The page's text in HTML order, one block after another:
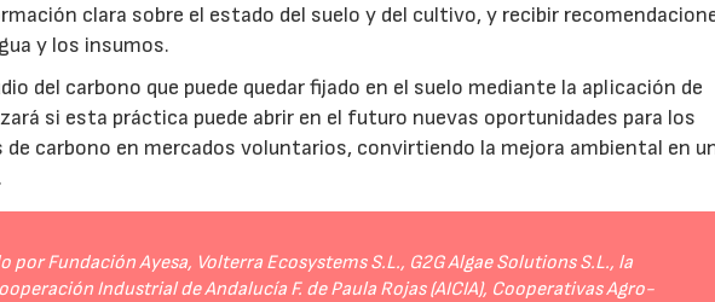
clara sobre el estado del suelo y del cultivo, y recibir
y los insumos.
del carbono que puede quedar fijado en el suelo mediante la aplicación de
si esta práctica puede abrir en el futuro nuevas oportunidades para los
carbono en mercados voluntarios, convirtiendo la mejora ambiental en
Fundación Ayesa, Volterra Ecosystems S.L., G2G Algae Solutions S.L., la
Industrial de Andalucía F. de Paula Rojas (AICIA), Cooperativas Agro-